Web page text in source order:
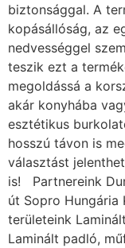
biztonsággal. A
kopásállóság, az
nedvességgel
teszik ezt a
megoldássá a
akár konyhába
esztétikus
hosszú távon is
választást
is! Partnereink
út Sopro Hungária
területeink
Laminált padló,